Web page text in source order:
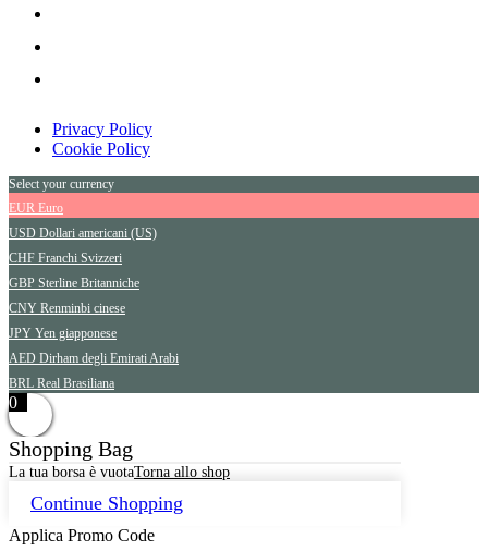
Privacy Policy
Cookie Policy
Select your currency
EUR Euro
USD Dollari americani (US)
CHF Franchi Svizzeri
GBP Sterline Britanniche
CNY Renminbi cinese
JPY Yen giapponese
AED Dirham degli Emirati Arabi
BRL Real Brasiliana
0
Shopping Bag
La tua borsa è vuotaTorna allo shop
Continue Shopping
Applica Promo Code